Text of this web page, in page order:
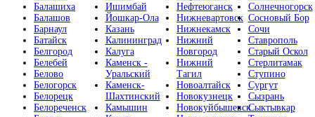
Балашиха
Балашов
Барнаул
Батайск
Белгород
Белебей
Белово
Белогорск
Белорецк
Белореченск
Ишимбай
Йошкар-Ола
Казань
Калининград
Калуга
Каменск -
Уральский
Каменск-
Шахтинский
Камышин
Нефтеюганск
Нижневартовск
Нижнекамск
Нижний
Новгород
Нижний
Тагил
Новоалтайск
Новокузнецк
Новокуйбышевск
Солнечногорск
Сосновый Бор
Сочи
Ставрополь
Старый Оскол
Стерлитамак
Ступино
Сургут
Сызрань
Сыктывкар